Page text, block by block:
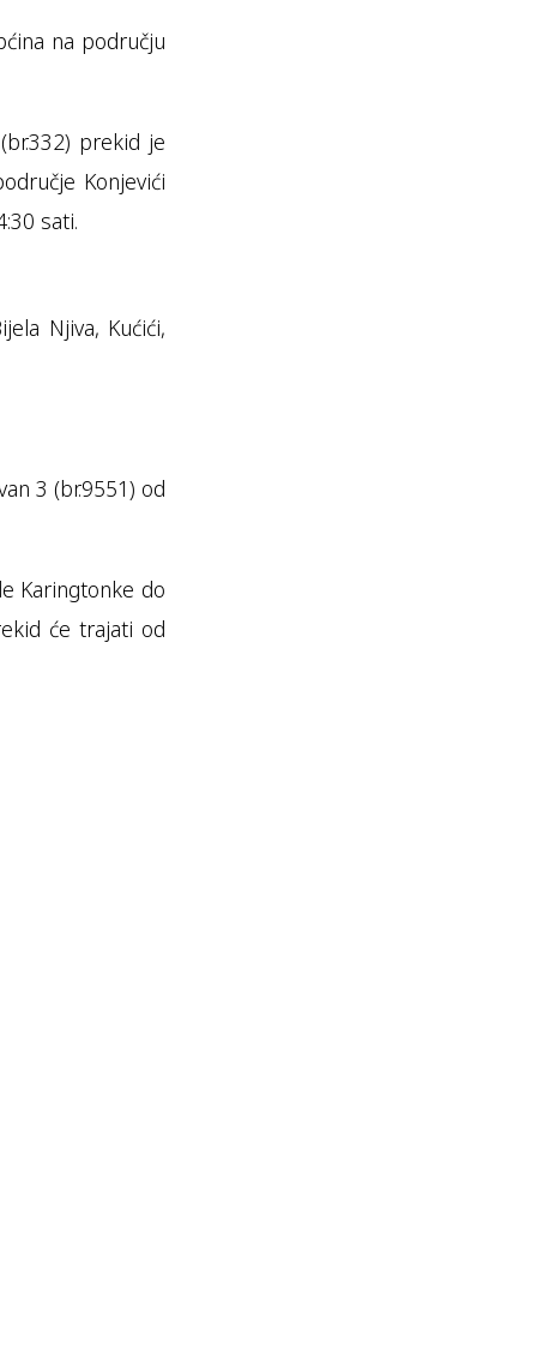
na području
prekid je
Konjevići
sati.
Njiva, Kućići,
3 (br.9551) od
Karingtonke do
će trajati od